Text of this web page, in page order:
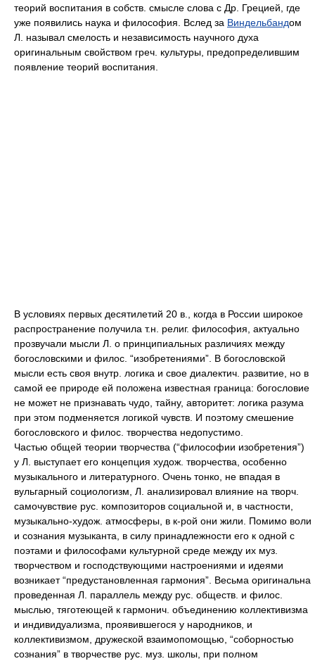
теорий воспитания в собств. смысле слова с Др. Грецией, где
уже появились наука и философия. Вслед за Виндельбандом
Л. называл смелость и независимость научного духа
оригинальным свойством греч. культуры, предопределившим
появление теорий воспитания.
В условиях первых десятилетий 20 в., когда в России широкое
распространение получила т.н. религ. философия, актуально
прозвучали мысли Л. о принципиальных различиях между
богословскими и филос. “изобретениями”. В богословской
мысли есть своя внутр. логика и свое диалектич. развитие, но в
самой ее природе ей положена известная граница: богословие
не может не признавать чудо, тайну, авторитет: логика разума
при этом подменяется логикой чувств. И поэтому смешение
богословского и филос. творчества недопустимо.
Частью общей теории творчества (“философии изобретения”)
у Л. выступает его концепция худож. творчества, особенно
музыкального и литературного. Очень тонко, не впадая в
вульгарный социологизм, Л. анализировал влияние на творч.
самочувствие рус. композиторов социальной и, в частности,
музыкально-худож. атмосферы, в к-рой они жили. Помимо воли
и сознания музыканта, в силу принадлежности его к одной с
поэтами и философами культурной среде между их муз.
творчеством и господствующими настроениями и идеями
возникает “предустановленная гармония”. Весьма оригинальна
проведенная Л. параллель между рус. обществ. и филос.
мыслью, тяготеющей к гармонич. объединению коллективизма
и индивидуализма, проявившегося у народников, и
коллективизмом, дружеской взаимопомощью, “соборностью
сознания” в творчестве рус. муз. школы, при полном